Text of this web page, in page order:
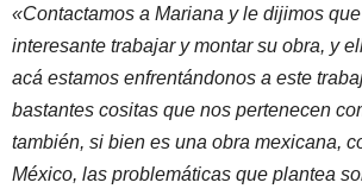
«Contactamos a Mariana y le dijimos
interesante trabajar y montar su obra, y
acá estamos enfrentándonos a este
bastantes cositas que nos pertenecen
también, si bien es una obra mexicana,
México, las problemáticas que plantea